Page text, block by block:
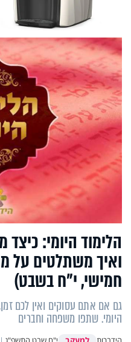
הלימוד היומי:
ואיך משתלטים על
חמישי, י"ח בשבט)
גם אם אתם עסוקים ואין לכם
היומי. שתפו משפחה וחברים